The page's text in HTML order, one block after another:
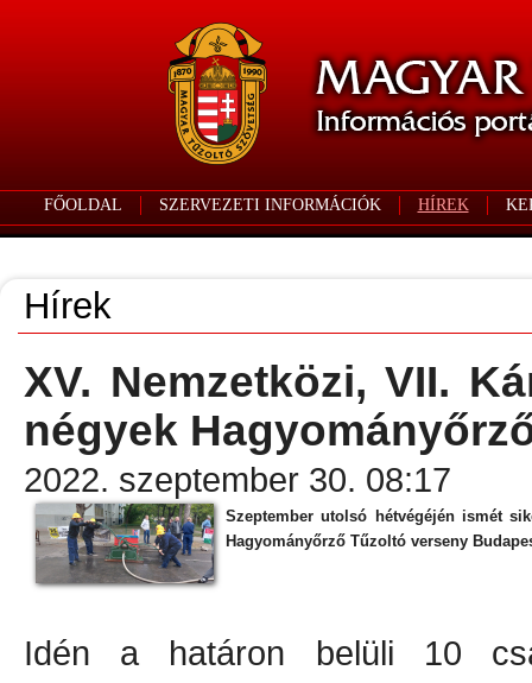
FŐOLDAL SZERVEZETI INFORMÁCIÓK HÍREK
Hírek
XV. Nemzetközi, VII.
négyek
2022. szeptember 30. 08:17
Szeptember utolsó hétvégéjén ismét
Hagyományőrző Tűzoltó verseny
Idén a határon belüli 10